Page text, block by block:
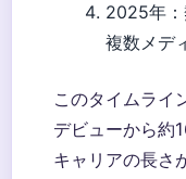
2025年
複数メデ
このタイムライ
デビューから約
キャリアの長さ